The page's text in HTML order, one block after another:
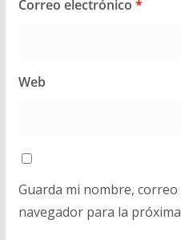
Correo electrónico *
Web
Guarda mi nombre,
navegador para la